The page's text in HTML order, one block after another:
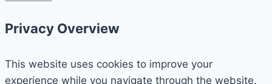
Privacy Overview
This website uses cookies to improve your
experience while you navigate through the website.